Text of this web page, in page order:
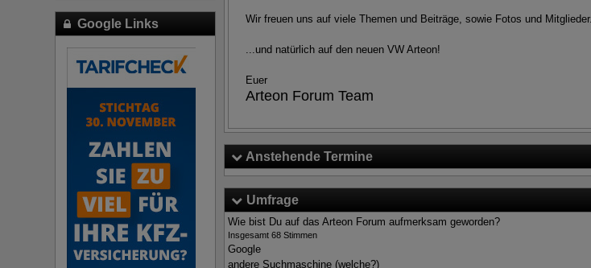
Google Links Wir freuen uns auf viele Themen und Beiträge, sowie Fotos und Mitglieder.
...und natürlich auf den neuen VW Arteon!
Euer
Arteon Forum Team
Anstehende Termine
Umfrage
Wie bist Du auf das Arteon Forum aufmerksam geworden?
Insgesamt 68 Stimmen
Google
andere Suchmaschine (welche?)